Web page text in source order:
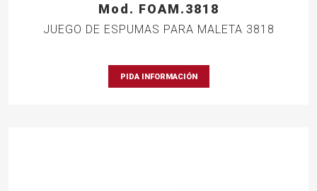
Mod. FOAM.3818
JUEGO DE ESPUMAS PARA MALETA 3818
PIDA INFORMACIÓN